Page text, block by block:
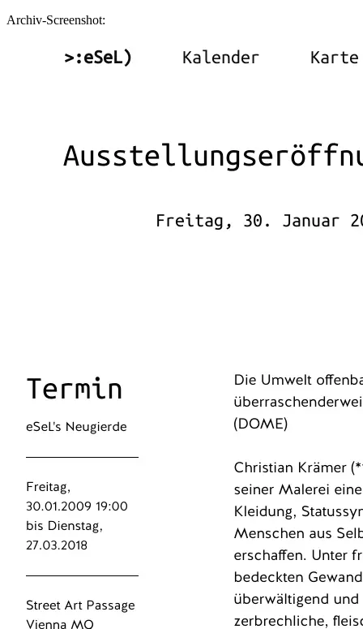
Archiv-Screenshot: